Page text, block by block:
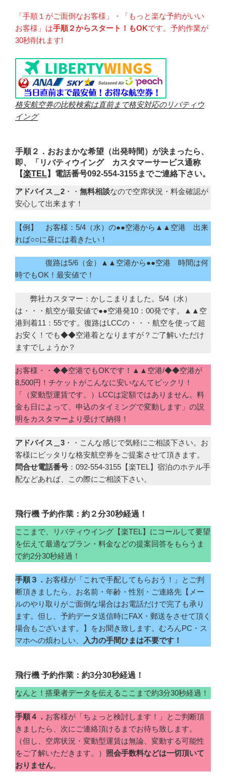
「手順１がご面倒なお客様」・「もっと楽な予約がいい
お客様」は手順２からスタート！もOKです。予約作業が
30秒削れます!
格安航空券の比較検索は直前まで格安対応のリバティウ
イング
手順２．おおまかな希望（出発時間）が決まったら、
即、「リバティウイング カスタマーサービス通称
【楽TEL】電話番号092-554-3155までご連絡下さい。
アドバイス＿2 ・・ 無料相談なので空席状況・料金確認が
安心して出来ます！
【例】 お客様：5/4（水）の●●空港から▲▲空港 出来
れば○○に昼には着きたい！
復路は5/6（金）▲▲空港から●●空港 時間は何
時でもOK！最安値で！
弊社カスタマー：かしこまりました。5/4（水）
は・・・航空が最安値で●●空港発10：00発です。▲▲空
港到着11：55です。復路はLCCの・・・航空を使って超
お安く！でも◆◆空港着となりますが？ご了解いただけ
ますでしょうか？
お客様・・◆◆空港でもOKです！▲▲空港/◆◆空港が
8,500円！チケットがこんなに安いなんてビックリ！
「（変動型運賃です。）LCCは定額ではありません。料
金も日によって、申込のタイミングで変動します」の説
明をカスタマーより受けて納得！
アドバイス＿3 ・・こんな感じで気軽にご相談下さい。お
客様にピッタリな格安航空券をご提案させて頂きます。
問合せ電話番号 ：092-554-3155【楽TEL】宿泊のホテル手
配などあれば、この際にご相談下さい。
飛行機 予約作業：約２分30秒経過！
ここまで、リバティウイング【楽TEL】にコールして要望
を伝えて最適なプラン・料金などの提案回答をもらうま
で約2分30秒経過！
手順３． お客様が「これで手配してもらおう！」とご判
断頂きましたら、お名前・年齢・性別・ご連絡先【メー
ルのやり取りがご面倒な場合はお電話だけで完了も承り
ます。但し、予約データ送信時にFAX・郵送をさせて頂く
場合もございます。】をお聞き致します。むろんPC・ス
マホへの煩わしい、
入力の手間ひまは不要です！
飛行機 予約作業：約3分30秒経過！
なんと！搭乗者データを伝えるここまで約3分30秒経過！
手順４． お客様が「ちょっと検討します！」とご判断頂
きましたら、次にご連絡頂けるまでお待ち致します。
（但し、空席状況・変動型運賃は無論、変動する可能性
をご了解いただきます。） 照会手数料などは一切頂いて
おりません。